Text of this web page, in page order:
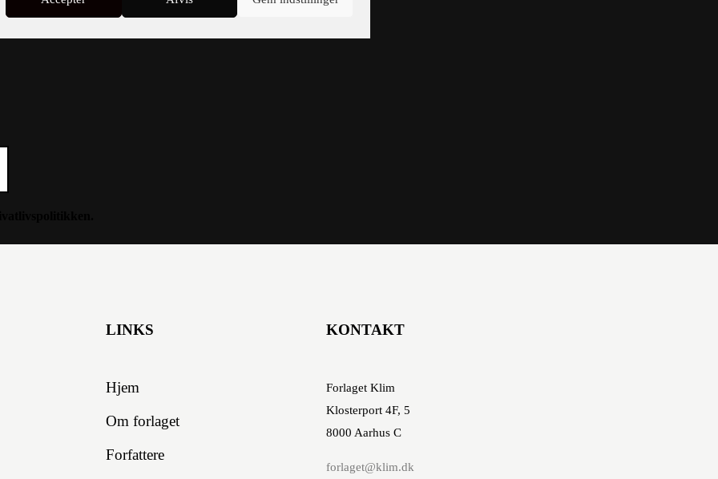
LINKS
Hjem
Om forlaget
Forfattere
KONTAKT
Forlaget Klim
Klosterport 4F, 5
8000 Aarhus C
forlaget@klim.dk